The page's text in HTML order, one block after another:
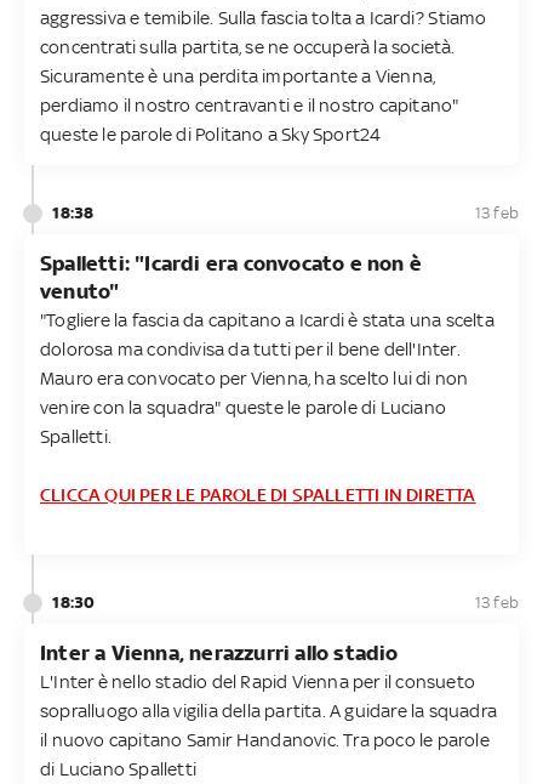
aggressiva e temibile. Sulla fascia tolta a Icardi? Stiamo
concentrati sulla partita, se ne occuperà la società.
Sicuramente è una perdita importante a Vienna,
perdiamo il nostro centravanti e il nostro capitano"
queste le parole di Politano a Sky Sport24
18:38 13 feb
Spalletti: "Icardi era convocato e non è
venuto"
"Togliere la fascia da capitano a Icardi è stata una scelta
dolorosa ma condivisa da tutti per il bene dell'Inter.
Mauro era convocato per Vienna, ha scelto lui di non
venire con la squadra" queste le parole di Luciano
Spalletti.
CLICCA QUI PER LE PAROLE DI SPALLETTI IN DIRETTA
18:30 13 feb
Inter a Vienna, nerazzurri allo stadio
L'Inter è nello stadio del Rapid Vienna per il consueto
sopralluogo alla vigilia della partita. A guidare la squadra
il nuovo capitano Samir Handanovic. Tra poco le parole
di Luciano Spalletti